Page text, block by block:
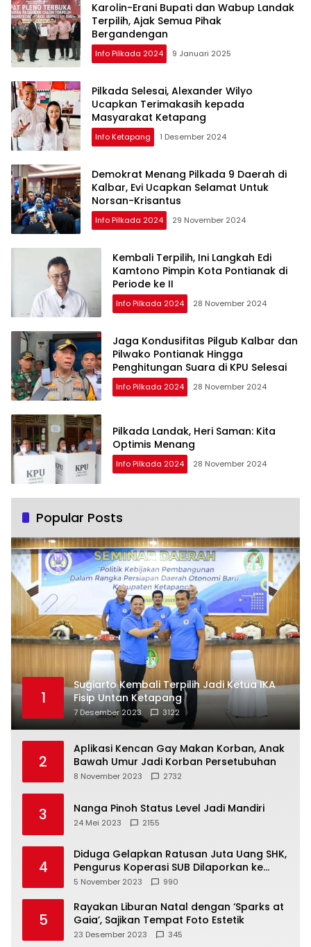
Karolin-Erani Bupati dan Wabup Landak
Terpilih, Ajak Semua Pihak
Bergandengan
Info Pilkada 2024 9 Januari 2025
Pilkada Selesai, Alexander Wilyo
Ucapkan Terimakasih kepada
Masyarakat Ketapang
Info Ketapang 1 Desember 2024
Demokrat Menang Pilkada 9 Daerah di
Kalbar, Evi Ucapkan Selamat Untuk
Norsan-Krisantus
Info Pilkada 2024 29 November 2024
Kembali Terpilih, Ini Langkah Edi
Kamtono Pimpin Kota Pontianak di
Periode ke II
Info Pilkada 2024 28 November 2024
Jaga Kondusifitas Pilgub Kalbar dan
Pilwako Pontianak Hingga
Penghitungan Suara di KPU Selesai
Info Pilkada 2024 28 November 2024
Pilkada Landak, Heri Saman: Kita
Optimis Menang
Info Pilkada 2024 28 November 2024
Popular Posts
1
Sugiarto Kembali Terpilih Jadi Ketua IKA
Fisip Untan Ketapang
7 Desember 2023 3122
2
Aplikasi Kencan Gay Makan Korban, Anak
Bawah Umur Jadi Korban Persetubuhan
8 November 2023 2732
3 Nanga Pinoh Status Level Jadi Mandiri
24 Mei 2023 2155
4
Diduga Gelapkan Ratusan Juta Uang SHK,
Pengurus Koperasi SUB Dilaporkan ke
Polisi
5 November 2023 990
5
Rayakan Liburan Natal dengan ‘Sparks at
Gaia’, Sajikan Tempat Foto Estetik
23 Desember 2023 345